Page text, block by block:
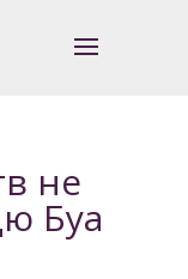
не
Буа